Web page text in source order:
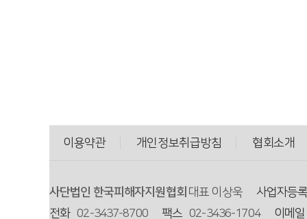
이용약관 개인정보취급방침 협회소개
사단법인 한국피해자지원협회 대표 이상욱
사업자등
전화 02-3437-8700 팩스 02-3436-1704 이메일